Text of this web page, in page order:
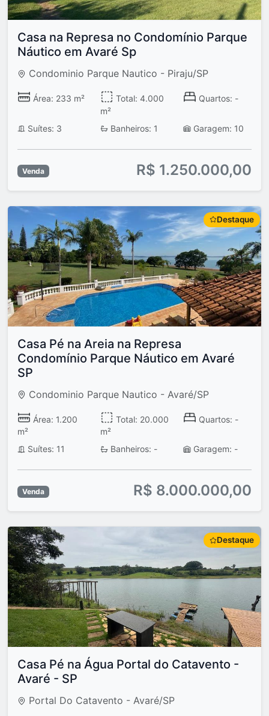
Casa na Represa no Condomínio Parque
Náutico em Avaré Sp
Condominio Parque Nautico - Piraju/SP
Área: 233 m²
Total: 4.000
m²
Quartos: -
Suítes: 3 Banheiros: 1 Garagem: 10
Venda R$ 1.250.000,00
Destaque
Casa Pé na Areia na Represa
Condomínio Parque Náutico em Avaré
SP
Condominio Parque Nautico - Avaré/SP
Área: 1.200
m²
Total: 20.000
m²
Quartos: -
Suítes: 11 Banheiros: - Garagem: -
Venda R$ 8.000.000,00
Destaque
Casa Pé na Água Portal do Catavento -
Avaré - SP
Portal Do Catavento - Avaré/SP